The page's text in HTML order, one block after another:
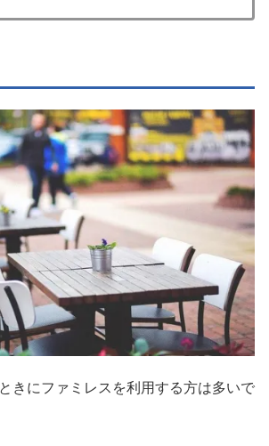
きにファミレスを利用する方は多いで